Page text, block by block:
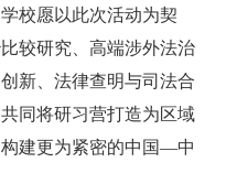
校愿以此次活动为契
较研究、高端涉外法治
新、法律查明与司法合
同将研习营打造为区域
建更为紧密的中国—中